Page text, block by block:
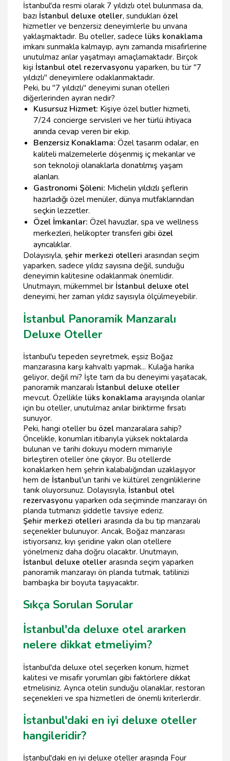
İstanbul'da resmi olarak 7 yıldızlı otel bulunmasa da,
bazı İstanbul deluxe oteller, sundukları özel
hizmetler ve benzersiz deneyimlerle bu unvana
yaklaşmaktadır. Bu oteller, sadece lüks konaklama
imkanı sunmakla kalmayıp, aynı zamanda misafirlerine
unutulmaz anlar yaşatmayı amaçlamaktadır. Birçok
kişi İstanbul otel rezervasyonu yaparken, bu tür "7
yıldızlı" deneyimlere odaklanmaktadır.
Peki, bu "7 yıldızlı" deneyimi sunan otelleri
diğerlerinden ayıran nedir?
Kusursuz Hizmet: Kişiye özel butler hizmeti,
7/24 concierge servisleri ve her türlü ihtiyaca
anında cevap veren bir ekip.
Benzersiz Konaklama: Özel tasarım odalar, en
kaliteli malzemelerle döşenmiş iç mekanlar ve
son teknoloji olanaklarla donatılmış yaşam
alanları.
Gastronomi Şöleni: Michelin yıldızlı şeflerin
hazırladığı özel menüler, dünya mutfaklarından
seçkin lezzetler.
Özel İmkanlar: Özel havuzlar, spa ve wellness
merkezleri, helikopter transferi gibi özel
ayrıcalıklar.
Dolayısıyla, şehir merkezi otelleri arasından seçim
yaparken, sadece yıldız sayısına değil, sunduğu
deneyimin kalitesine odaklanmak önemlidir.
Unutmayın, mükemmel bir İstanbul deluxe otel
deneyimi, her zaman yıldız sayısıyla ölçülmeyebilir.
İstanbul Panoramik Manzaralı
Deluxe Oteller
İstanbul'u tepeden seyretmek, eşsiz Boğaz
manzarasına karşı kahvaltı yapmak... Kulağa harika
geliyor, değil mi? İşte tam da bu deneyimi yaşatacak,
panoramik manzaralı İstanbul deluxe oteller
mevcut. Özellikle lüks konaklama arayışında olanlar
için bu oteller, unutulmaz anılar biriktirme fırsatı
sunuyor.
Peki, hangi oteller bu özel manzaralara sahip?
Öncelikle, konumları itibarıyla yüksek noktalarda
bulunan ve tarihi dokuyu modern mimariyle
birleştiren oteller öne çıkıyor. Bu otellerde
konaklarken hem şehrin kalabalığından uzaklaşıyor
hem de İstanbul'un tarihi ve kültürel zenginliklerine
tanık oluyorsunuz. Dolayısıyla, İstanbul otel
rezervasyonu yaparken oda seçiminde manzarayı ön
planda tutmanızı şiddetle tavsiye ederiz.
Şehir merkezi otelleri arasında da bu tip manzaralı
seçenekler bulunuyor. Ancak, Boğaz manzarası
istiyorsanız, kıyı şeridine yakın olan otellere
yönelmeniz daha doğru olacaktır. Unutmayın,
İstanbul deluxe oteller arasında seçim yaparken
panoramik manzarayı ön planda tutmak, tatilinizi
bambaşka bir boyuta taşıyacaktır.
Sıkça Sorulan Sorular
İstanbul'da deluxe otel ararken
nelere dikkat etmeliyim?
İstanbul'da deluxe otel seçerken konum, hizmet
kalitesi ve misafir yorumları gibi faktörlere dikkat
etmelisiniz. Ayrıca otelin sunduğu olanaklar, restoran
seçenekleri ve spa hizmetleri de önemli kriterlerdir.
İstanbul'daki en iyi deluxe oteller
hangileridir?
İstanbul'daki en iyi deluxe oteller arasında Four